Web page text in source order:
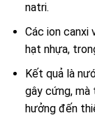
natri.
Các ion canxi
hạt nhựa,
Kết quả là
gây cứng, mà
hưởng đến